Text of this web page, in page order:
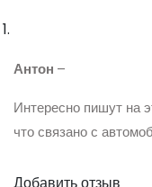
Антон –
Интересно пишут на
что связано с